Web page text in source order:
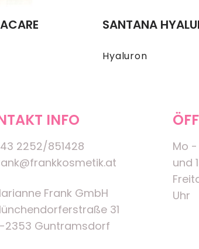
Hyaluron
SANTANA
INFO
2252/851428
Frank GmbH
31
2353 Guntramsdorf
Mo -
und
Uhr